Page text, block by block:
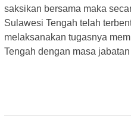
saksikan bersama maka
Sulawesi Tengah telah
melaksanakan tugasnya
Tengah dengan masa